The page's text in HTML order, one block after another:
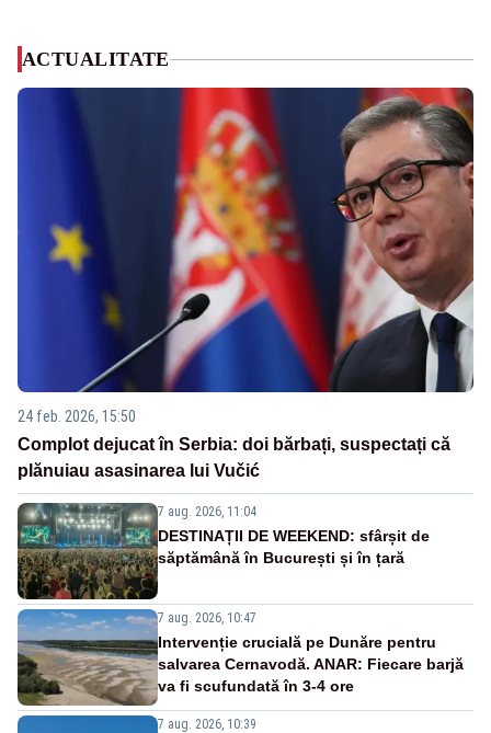
ACTUALITATE
24 feb. 2026, 15:50
Complot dejucat în Serbia: doi bărbați, suspectați că
plănuiau asasinarea lui Vučić
7 aug. 2026, 11:04
DESTINAȚII DE WEEKEND: sfârșit de
săptămână în București și în țară
7 aug. 2026, 10:47
Intervenție crucială pe Dunăre pentru
salvarea Cernavodă. ANAR: Fiecare barjă
va fi scufundată în 3-4 ore
7 aug. 2026, 10:39